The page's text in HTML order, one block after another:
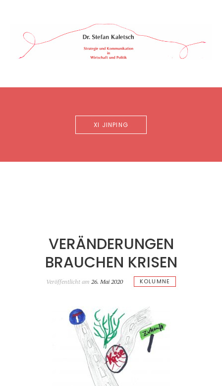
Stefan
KOMMUNIKATION
XI JINPING
VERÄNDERUNGEN
BRAUCHEN KRISEN
Veröffentlicht am 26. Mai 2020 KOLUMNE